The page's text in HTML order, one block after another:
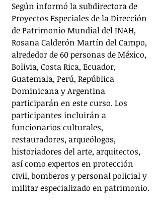
Según informó la subdirectora de
Proyectos Especiales de la Dirección
de Patrimonio Mundial del INAH,
Rosana Calderón Martín del Campo,
alrededor de 60 personas de México,
Bolivia, Costa Rica, Ecuador,
Guatemala, Perú, República
Dominicana y Argentina
participarán en este curso. Los
participantes incluirán a
funcionarios culturales,
restauradores, arqueólogos,
historiadores del arte, arquitectos,
así como expertos en protección
civil, bomberos y personal policial y
militar especializado en patrimonio.